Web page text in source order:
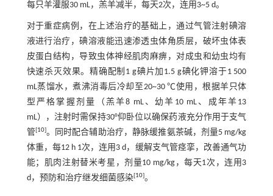
每只羊灌服30 mL，羔羊减半，每天2次，连用3~5 d。
对于重症病例，在上述治疗的基础上，通过气管注射碘溶
液进行治疗，碘溶液能迅速渗透虫体角质层，破坏虫体表
皮蛋白结构，导致虫体神经肌肉麻痹，对成虫和幼虫均有
快速杀灭效果。精确配制1 g碘片加1.5 g碘化钾溶于1 500
mL蒸馏水，煮沸消毒后冷却至20~30 ℃使用，根据羊只体
型严格掌握剂量（羔羊8 mL、幼羊10 mL、成年羊13
mL），注射时需保持30°仰卧位以确保药液充分作用于支气
管[10]。同时配合辅助治疗，静脉缓推氨茶碱，剂量5 mg/kg
体重，每12 h 1次，连用3 d，缓解支气管痉挛，改善通气功
能；肌肉注射替米考星，剂量10 mg/kg，每天1次，连用3
d，预防和治疗继发细菌感染[10]。